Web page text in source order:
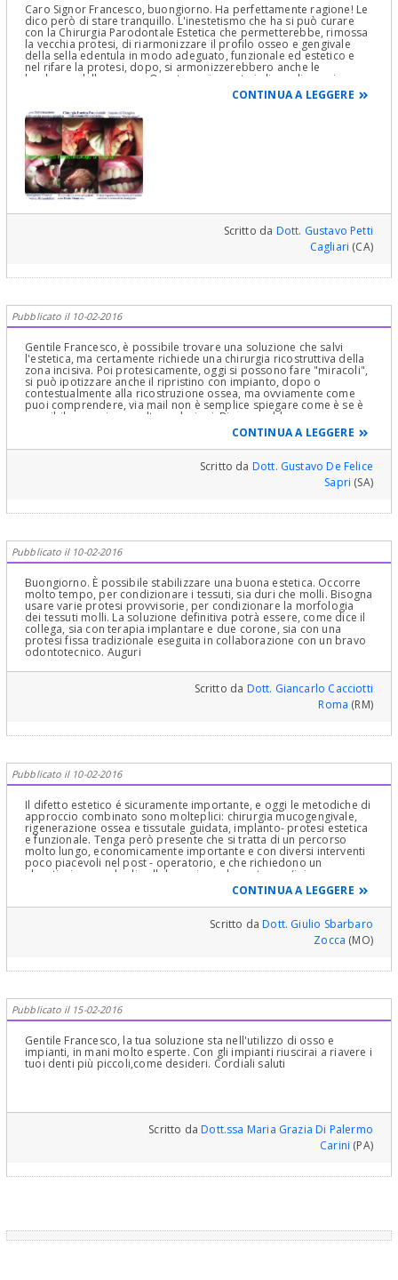
Caro Signor Francesco, buongiorno. Ha perfettamente ragione! Le
dico però di stare tranquillo. L'inestetismo che ha si può curare
con la Chirurgia Parodontale Estetica che permetterebbe, rimossa
la vecchia protesi, di riarmonizzare il profilo osseo e gengivale
della sella edentula in modo adeguato, funzionale ed estetico e
nel rifare la protesi, dopo, si armonizzerebbero anche le
larghezze delle corona. Questo ovviamente in linea di massima
perché tutto deve essere confermato Clinicamente e
Semeiologicamente! Le lascio un poster con foto di un intervento
da me fatto per un inestetismo simile, così comprende meglio.
Tenga presente che la protesi che vedrà è solo un provvisorio con
tutti i difetti di un provvisorio. Difetti che si annullano con la
protesi definitiva a guarigione completata! Legga nel mio Profilo
"La chirurgia parodontale estetica Introduzione Divulgativa alla
Chirurgia Estetica Parodontale". Cari Saluti e stia Sereno :)
CONTINUA A LEGGERE
Scritto da Dott. Gustavo Petti
Cagliari (CA)
Pubblicato il 10-02-2016
Gentile Francesco, è possibile trovare una soluzione che salvi
l'estetica, ma certamente richiede una chirurgia ricostruttiva della
zona incisiva. Poi protesicamente, oggi si possono fare "miracoli",
si può ipotizzare anche il ripristino con impianto, dopo o
contestualmente alla ricostruzione ossea, ma ovviamente come
puoi comprendere, via mail non è semplice spiegare come è se è
possibile o se ci sono altre soluzioni. Bisognerebbe avere
impronte, rx mirate, visita clinica, un serio colloquio sulle
aspettative da parte tua e sulle concrete possibilità, questo per
evitare delusioni, che come sempre sono figlie delle illusioni.
CONTINUA A LEGGERE
Scritto da Dott. Gustavo De Felice
Sapri (SA)
Pubblicato il 10-02-2016
Buongiorno. È possibile stabilizzare una buona estetica. Occorre
molto tempo, per condizionare i tessuti, sia duri che molli. Bisogna
usare varie protesi provvisorie, per condizionare la morfologia
dei tessuti molli. La soluzione definitiva potrà essere, come dice il
collega, sia con terapia implantare e due corone, sia con una
protesi fissa tradizionale eseguita in collaborazione con un bravo
odontotecnico. Auguri
Scritto da Dott. Giancarlo Cacciotti
Roma (RM)
Pubblicato il 10-02-2016
Il difetto estetico é sicuramente importante, e oggi le metodiche di
approccio combinato sono molteplici: chirurgia mucogengivale,
rigenerazione ossea e tissutale guidata, implanto- protesi estetica
e funzionale. Tenga però presente che si tratta di un percorso
molto lungo, economicamente importante e con diversi interventi
poco piacevoli nel post - operatorio, e che richiedono un
elevatissimo grado di collaborazione da parte sua (igiene,
controlli etc etc). Deve affidarsi ad uno studio dove queste
discipline siano svolte di routine da mani esperte e da specialisti
esperti, dato che, trattandosi di interventi in zone estetiche, la
predicibilità non é mai assoluta e le tempistiche sono comunque
molto molto lunghe. Ovvio che, se trova i professionisti giusti ed é
davvero motivato, avrà grandi miglioramenti estetici nel suo
CONTINUA A LEGGERE
Scritto daDott. Giulio Sbarbaro
Zocca (MO)
Pubblicato il 15-02-2016
Gentile Francesco, la tua soluzione sta nell'utilizzo di osso e
impianti, in mani molto esperte. Con gli impianti riuscirai a riavere i
tuoi denti più piccoli,come desideri. Cordiali saluti
Scritto daDott.ssa Maria Grazia Di Palermo
Carini (PA)